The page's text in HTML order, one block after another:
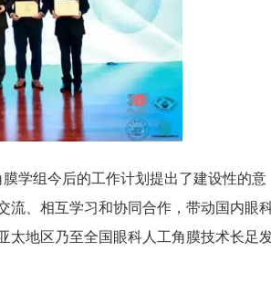
学组今后的工作计划提出了建设性的意
流、相互学习和协同合作，带动国内眼
太地区乃至全国眼科人工角膜技术长足